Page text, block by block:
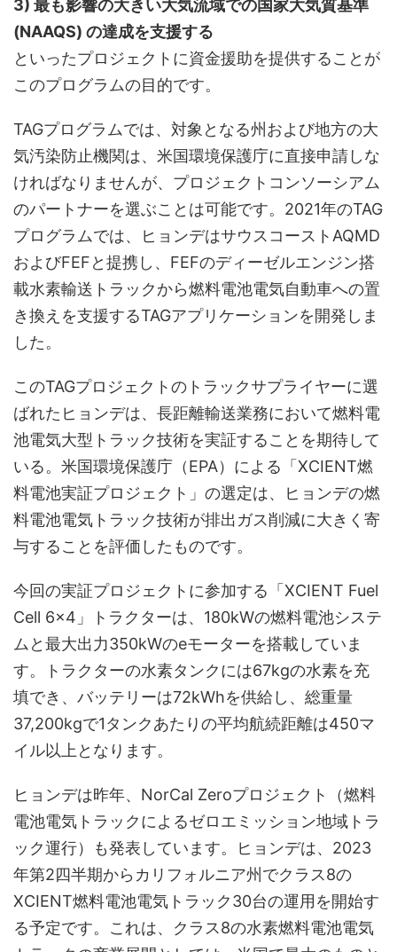
3) 最も影響の大きい大気流域での国家大気質基準
(NAAQS) の達成を支援する
といったプロジェクトに資金援助を提供することが
このプログラムの目的です。
TAGプログラムでは、対象となる州および地方の大
気汚染防止機関は、米国環境保護庁に直接申請しな
ければなりませんが、プロジェクトコンソーシアム
のパートナーを選ぶことは可能です。2021年のTAG
プログラムでは、ヒョンデはサウスコーストAQMD
およびFEFと提携し、FEFのディーゼルエンジン搭
載水素輸送トラックから燃料電池電気自動車への置
き換えを支援するTAGアプリケーションを開発しま
した。
このTAGプロジェクトのトラックサプライヤーに選
ばれたヒョンデは、長距離輸送業務において燃料電
池電気大型トラック技術を実証することを期待して
いる。米国環境保護庁（EPA）による「XCIENT燃
料電池実証プロジェクト」の選定は、ヒョンデの燃
料電池電気トラック技術が排出ガス削減に大きく寄
与することを評価したものです。
今回の実証プロジェクトに参加する「XCIENT Fuel
Cell 6x4」トラクターは、180kWの燃料電池システ
ムと最大出力350kWのeモーターを搭載していま
す。トラクターの水素タンクには67kgの水素を充
填でき、バッテリーは72kWhを供給し、総重量
37,200kgで1タンクあたりの平均航続距離は450マ
イル以上となります。
ヒョンデは昨年、NorCal Zeroプロジェクト（燃料
電池電気トラックによるゼロエミッション地域トラ
ック運行）も発表しています。ヒョンデは、2023
年第2四半期からカリフォルニア州でクラス8の
XCIENT燃料電池電気トラック30台の運用を開始す
る予定です。これは、クラス8の水素燃料電池電気